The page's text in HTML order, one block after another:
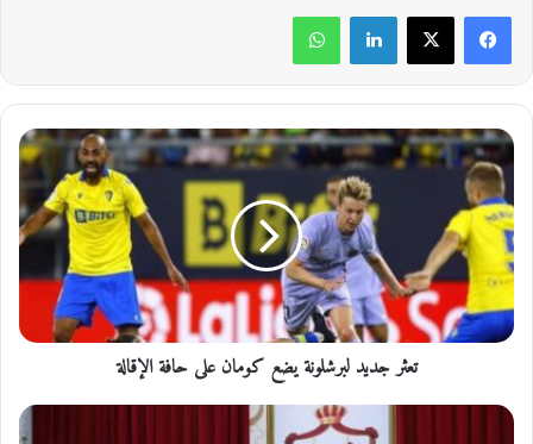
ت
ع
ر
ج
د
ي
د
ل
ش
تعثر جديد لبرشلونة يضع كومان على حافة الإقالة
ا